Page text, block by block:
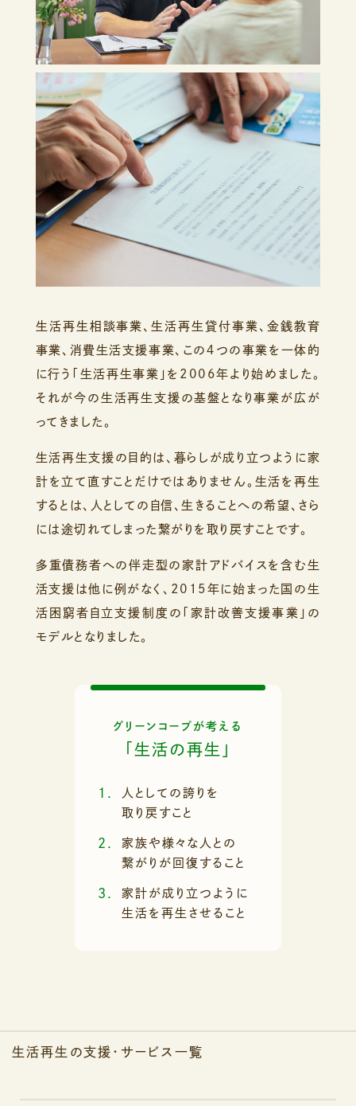
生活再生相談事業、生活再生貸付事業、金銭教育
事業、消費生活支援事業、 この４つの事業を一体的
に行う「生活再生事業」を2006年より始めました。
それが今の生活再生支援の基盤となり事業が広が
ってきました。
生活再生支援の目的は、暮らしが成り立つように 家
計を立て直すことだけではありません。 生活を再生
するとは、人としての自信、生きることへの希望、 さら
には途切れてしまった繋がりを取り戻すことです。
多重債務者への伴走型の家計アドバイスを含む生
活支援は他に例がなく、 2015年に始まった国の生
活困窮者自立支援制度の
「家計改善支援事業」の
モデルとなりました。
グリーンコープが考える
「生活の再生」
人としての誇りを
取り戻すこと
家族や様々な人との
繋がりが回復すること
家計が成り立つように
生活を再生させること
生活再生の支援 ・ サービス一覧